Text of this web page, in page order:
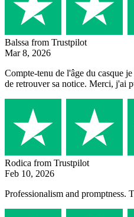
Balssa from Trustpilot
Mar 8, 2026
Compte-tenu de l'âge du casque
de retrouver sa notice. Merci, j'ai
Rodica from Trustpilot
Feb 10, 2026
Professionalism and promptness.